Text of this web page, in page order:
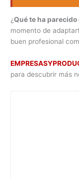
¿Qué te ha
momento de
buen profesional
para descubrir más